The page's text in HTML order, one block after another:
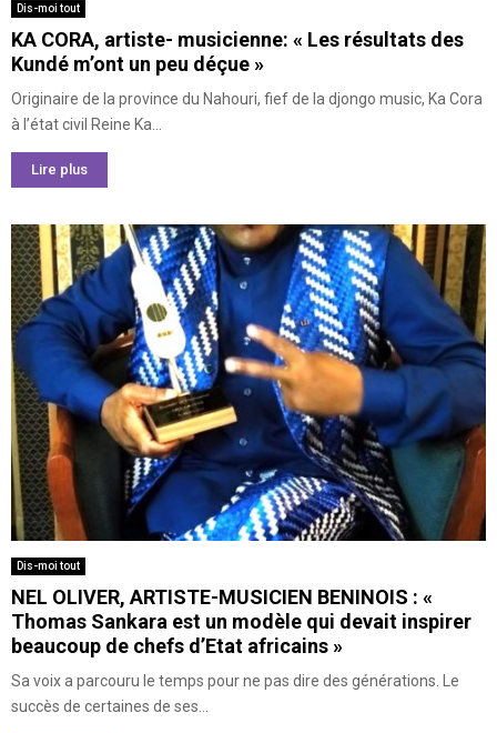
Dis-moi tout
KA CORA, artiste- musicienne: « Les résultats des
Kundé m’ont un peu déçue »
Originaire de la province du Nahouri, fief de la djongo music, Ka Cora
à l’état civil Reine Ka...
Lire plus
Dis-moi tout
NEL OLIVER, ARTISTE-MUSICIEN BENINOIS : «
Thomas Sankara est un modèle qui devait inspirer
beaucoup de chefs d’Etat africains »
Sa voix a parcouru le temps pour ne pas dire des générations. Le
succès de certaines de ses...